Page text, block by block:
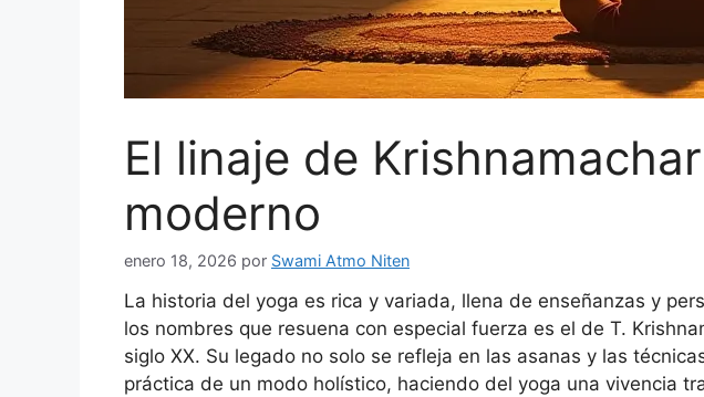
El linaje de
moderno
enero 18, 2026 por Swami Atmo Niten
La historia del yoga es rica y variada, llena de enseñanzas y
los nombres que resuena con especial fuerza es el de T.
siglo XX. Su legado no solo se refleja en las asanas y las
práctica de un modo holístico, haciendo del yoga una vivencia